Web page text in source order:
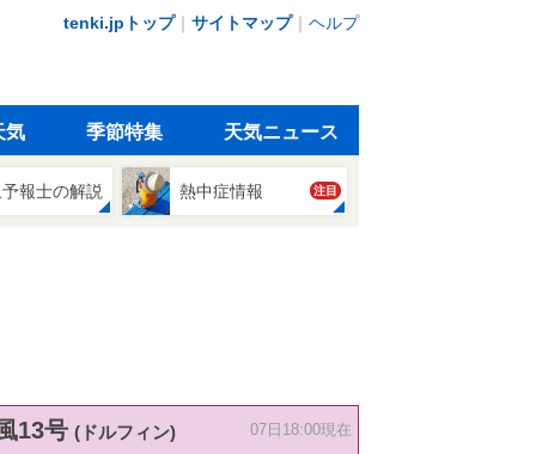
tenki.jpトップ｜ サイトマップ｜ ヘルプ
気 季節特集 天気ニュース
報士の解説 熱中症情報 注目
13号 (ドルフィン) 07日18:00現在